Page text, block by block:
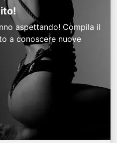
aspettando! Compila il
a conoscere nuove